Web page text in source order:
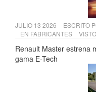
JULIO 13 2026 ESCRITO
EN FABRICANTES
Renault Master estrena
gama E-Tech